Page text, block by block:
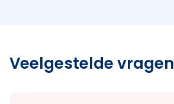
Veelgestelde vragen